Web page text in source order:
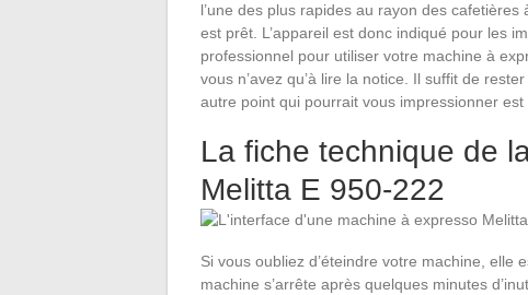
l’une des plus rapides au rayon des cafetières
est prêt. L’appareil est donc indiqué pour les
professionnel pour utiliser votre machine à
vous n’avez qu’à lire la notice. Il suffit de
autre point qui pourrait vous impressionner
La fiche technique de
Melitta E 950-222
Si vous oubliez d’éteindre votre machine, elle
machine s’arrête après quelques minutes